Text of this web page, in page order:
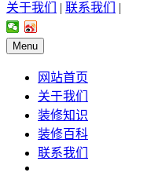
关于我们 | 联系我们 |
Menu
网站首页
关于我们
装修知识
装修百科
联系我们